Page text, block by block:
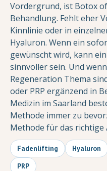
Vordergrund, ist Botox
Behandlung. Fehlt eher
Kinnlinie oder in
Hyaluron. Wenn ein
gewünscht wird, kann
sinnvoller sein. Und
Regeneration Thema
oder PRP ergänzend in
Medizin im Saarland
Methode immer zu
Methode für das richtige
Fadenlifting Hyaluron
PRP